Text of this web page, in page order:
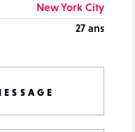
New York City
27 ans